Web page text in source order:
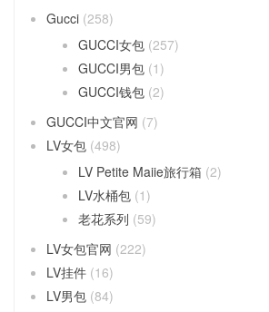
Gucci (258)
GUCCI女包 (257)
GUCCI男包 (1)
GUCCI钱包 (2)
GUCCI中文官网 (7)
LV女包 (498)
LV Petite Maiie旅行箱 (2)
LV水桶包 (1)
老花系列 (59)
LV女包官网 (222)
LV挂件 (16)
LV男包 (84)